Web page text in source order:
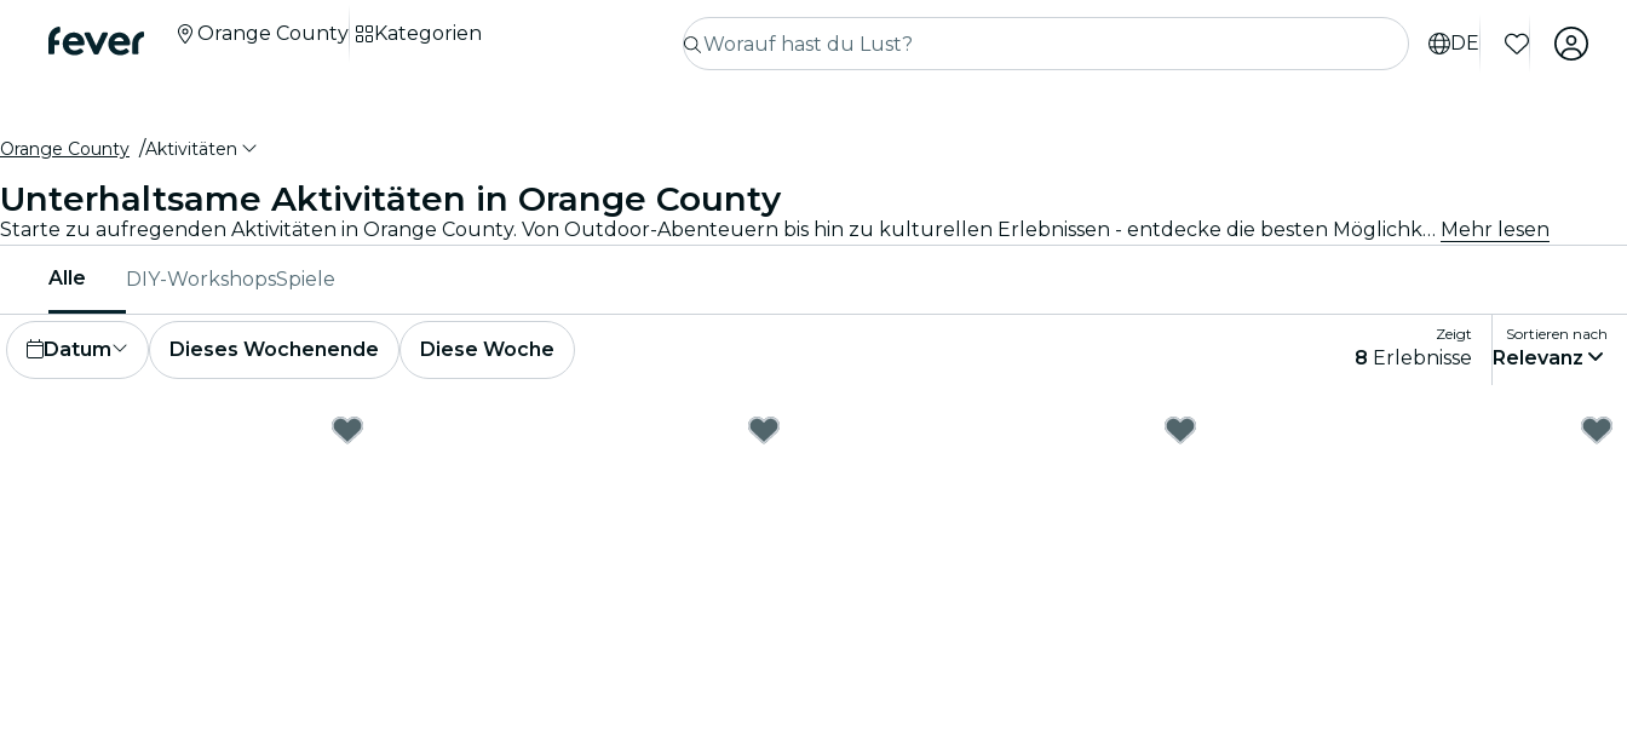
DE
Orange County Kategorien
Orange County Aktivitäten
Unterhaltsame Aktivitäten in Orange County
Starte zu aufregenden Aktivitäten in Orange County. Von Outdoor-Abenteuern bis hin zu kulturellen Erlebnissen - entdecke die besten Möglichkeiten, deine Zeit bestmöglich zu verbringen. Mehr lesen
Alle DIY-WorkshopsSpiele
Datum Dieses Wochenende Diese Woche
Zeigt
8 Erlebnisse
Sortieren nach
Relevanz